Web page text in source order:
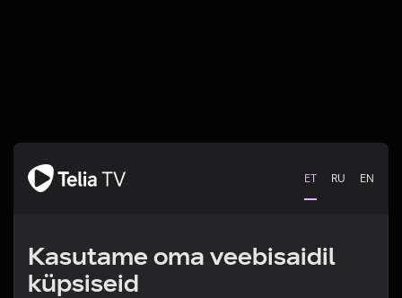
ET RU EN
Kasutame oma veebisaidil
küpsiseid